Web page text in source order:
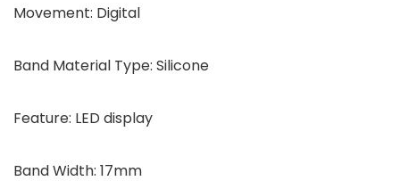
Movement: Digital
Band Material Type: Silicone
Feature: LED display
Band Width: 17mm